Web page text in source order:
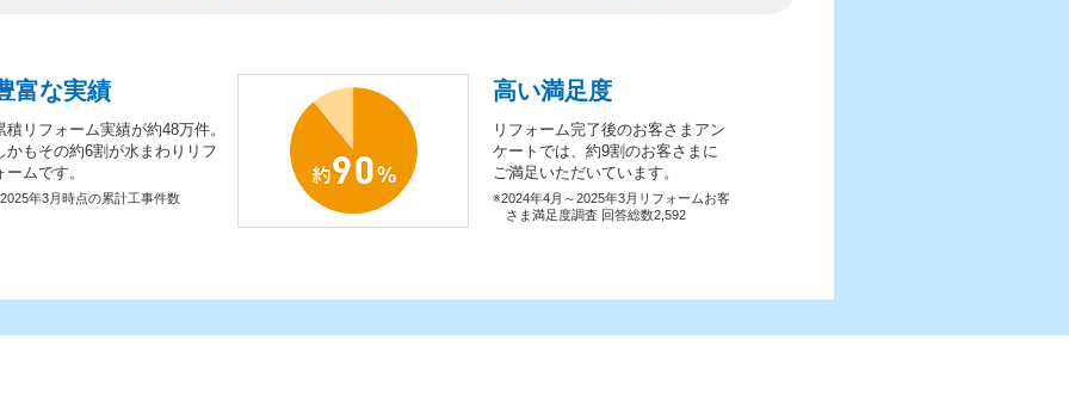
富な実績
積リフォーム実績が約48万件。
かもその約6割が水まわりリフ
ームです。
年3月時点の累計工事件数
高い満足度
リフォーム完了後のお客さまアン
ケートでは、約9割のお客さまに
ご満足いただいています。
※2024年4月～2025年3月リフォームお客
さま満足度調査 回答総数2,592